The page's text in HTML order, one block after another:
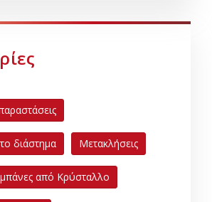
διάστημα Μετακλήσεις
από Κρύσταλλο